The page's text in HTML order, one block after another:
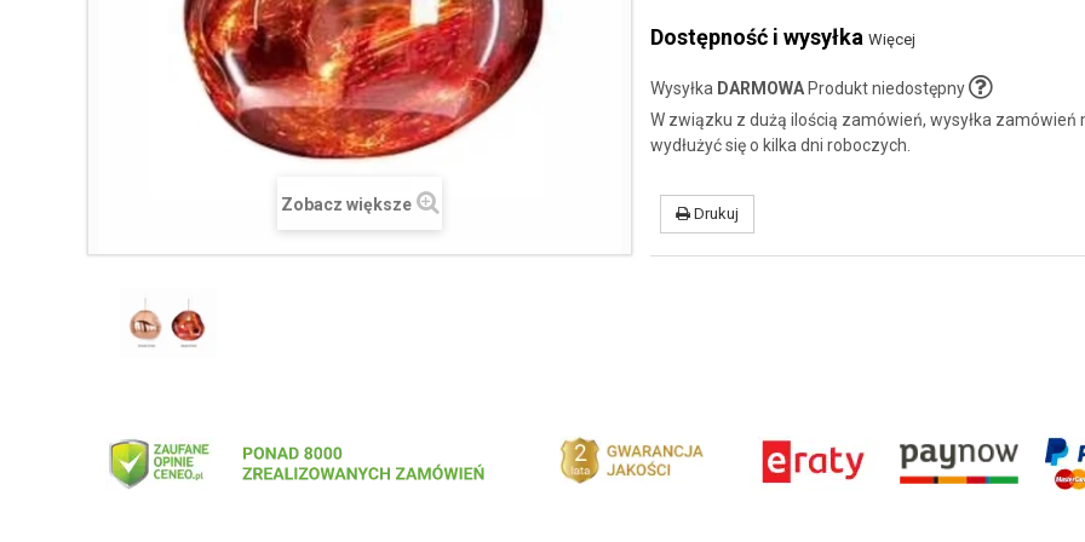
Zobacz większe
Dostępność i wysyłka Więcej
Wysyłka DARMOWA Produkt niedostępny
W związku z dużą ilością zamówień, wysyłka zamówień
wydłużyć się o kilka dni roboczych.
Drukuj